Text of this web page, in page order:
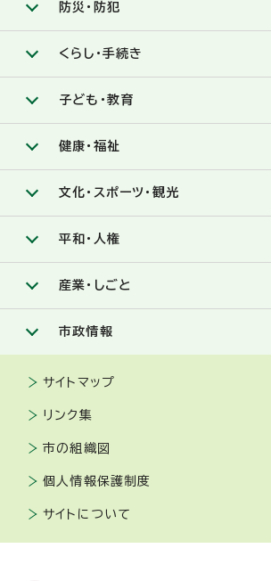
防災・防犯
くらし・手続き
子ども・教育
健康・福祉
文化・スポーツ・観光
平和・人権
産業・しごと
市政情報
サイトマップ
リンク集
市の組織図
個人情報保護制度
サイトについて